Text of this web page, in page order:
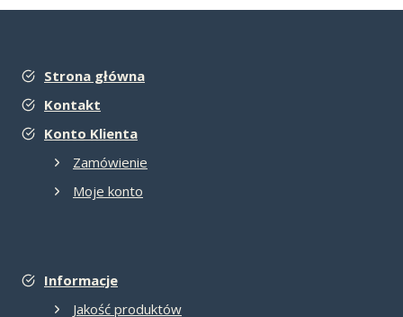
Strona główna
Kontakt
Konto Klienta
Zamówienie
Moje konto
Informacje
Jakość produktów